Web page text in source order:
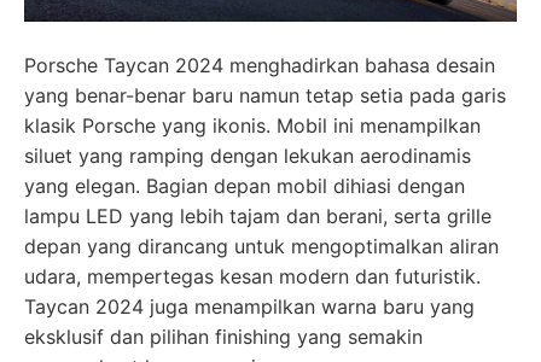
Porsche Taycan 2024 menghadirkan bahasa desain
yang benar-benar baru namun tetap setia pada garis
klasik Porsche yang ikonis. Mobil ini menampilkan
siluet yang ramping dengan lekukan aerodinamis
yang elegan. Bagian depan mobil dihiasi dengan
lampu LED yang lebih tajam dan berani, serta grille
depan yang dirancang untuk mengoptimalkan aliran
udara, mempertegas kesan modern dan futuristik.
Taycan 2024 juga menampilkan warna baru yang
eksklusif dan pilihan finishing yang semakin